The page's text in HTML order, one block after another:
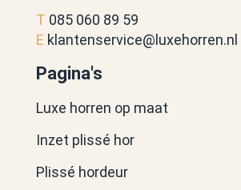
T 085 060 89 59
E klantenservice@luxehorren.nl
Pagina's
Luxe horren op maat
Inzet plissé hor
Plissé hordeur